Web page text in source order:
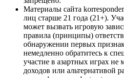
Материалы сайта
лиц старше 21 года (21+).
может вызвать игровую
правила (принципы)
обнаружении первых
немедленно обратитесь к
участие в азартных играх не
доходов или альтернативой